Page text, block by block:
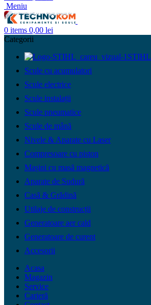
Meniu
0 items 0,00 lei
Categorii
STIHL
Scule cu acumulatori
Scule electrice
Scule instalații
Scule pneumatice
Scule de mână
Nivele & Aparate cu Laser
Compresoare cu piston
Mașini cu masă magnetică
Aparate de Sudură
Casă & Grădină
Utilaje de construcții
Generatoare aer cald
Generatoare de curent
Accesorii
Acasa
Magazin
Service
Carieră